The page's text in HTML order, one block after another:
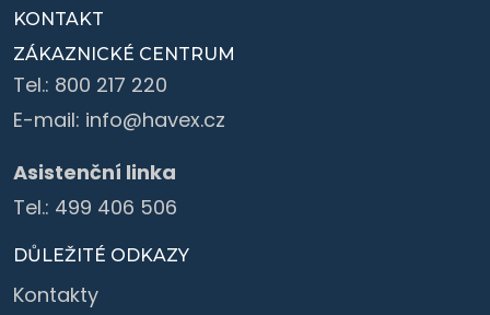
KONTAKT
ZÁKAZNICKÉ CENTRUM
Tel.: 800 217 220
E-mail: info@havex.cz
Asistenční linka
Tel.: 499 406 506
DŮLEŽITÉ ODKAZY
Kontakty